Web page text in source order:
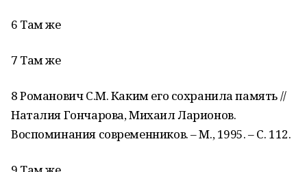
6 Там же
7 Там же
8 Романович С.М. Каким его сохранила память //
Наталия Гончарова, Михаил Ларионов.
Воспоминания современников. – М., 1995. – С. 112.